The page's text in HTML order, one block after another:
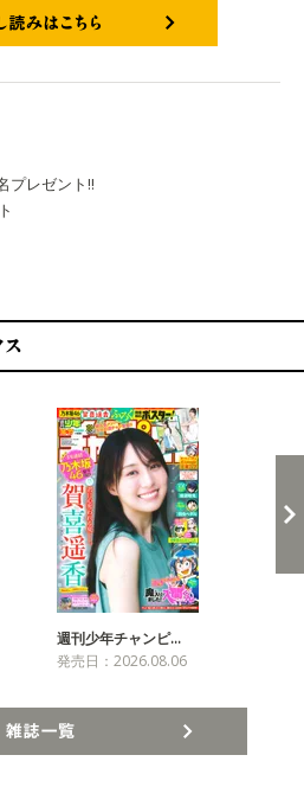
プレゼント!!
週刊少年チャンピ…
発売日：2026.08.06